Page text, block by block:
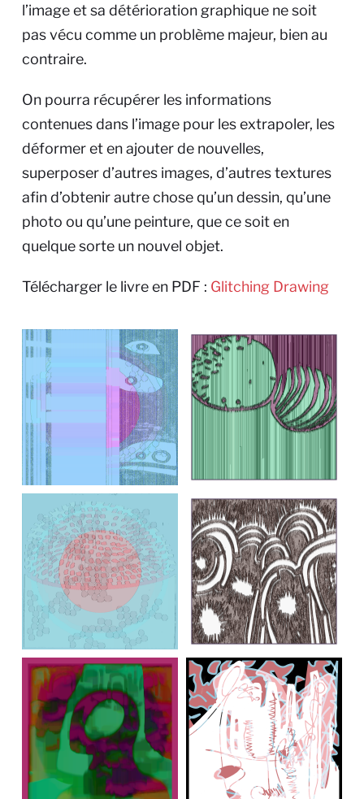
l’image et sa détérioration graphique ne soit
pas vécu comme un problème majeur, bien au
contraire.
On pourra récupérer les informations
contenues dans l’image pour les extrapoler, les
déformer et en ajouter de nouvelles,
superposer d’autres images, d’autres textures
afin d’obtenir autre chose qu’un dessin, qu’une
photo ou qu’une peinture, que ce soit en
quelque sorte un nouvel objet.
Télécharger le livre en PDF : Glitching Drawing